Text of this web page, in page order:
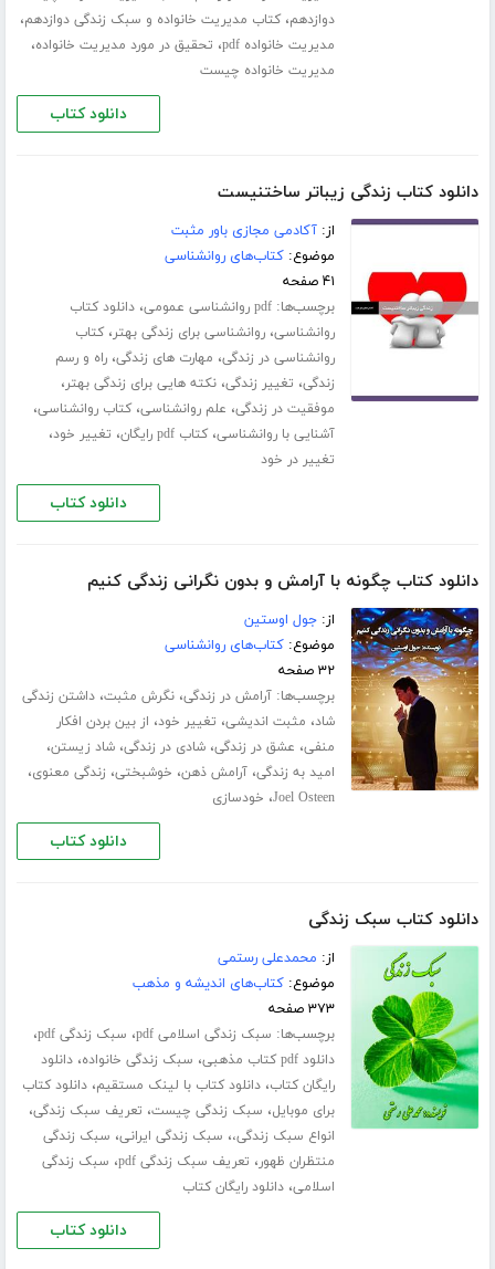
دوازدهم،کتاب مدیریت خانواده و سبک زندگی دوازدهم،
مدیریت خانواده pdf ، تحقیق در مورد مدیریت خانواده،
مدیریت خانواده چیست
دانلود کتاب
دانلود کتاب زندگی زیباتر ساختنیست
از:آکادمی مجازی باور مثبت
موضوع:کتاب‌های روانشناسی
۴۱ صفحه
برچسب‌ها:pdf روانشناسی عمومی ،دانلود کتاب
روانشناسی،روانشناسی برای زندگی بهتر،کتاب
روانشناسی در زندگی، مهارت های زندگی،راه و رسم
زندگی، تغییر زندگی،نکته هایی برای زندگی بهتر،
موفقیت در زندگی، علم روانشناسی،کتاب روانشناسی،
آشنایی با روانشناسی،کتاب pdf رایگان ، تغییر خود،
تغییر در خود
دانلود کتاب
دانلود کتاب چگونه با آرامش و بدون نگرانی زندگی کنیم
از:جول اوستین
موضوع:کتاب‌های روانشناسی
۳۲ صفحه
برچسب‌ها:آرامش در زندگی،نگرش مثبت،داشتن زندگی
شاد، مثبت اندیشی، تغییر خود، از بین بردن افکار
منفی، عشق در زندگی،شادی در زندگی،شاد زیستن،
امید به زندگی،آرامش ذهن، خوشبختی، زندگی معنوی،
Joel Osteen، خودسازی
دانلود کتاب
دانلود کتاب سبک زندگی
از: محمدعلی رستمی
موضوع:کتاب‌های اندیشه و مذهب
۳۷۳ صفحه
برچسب‌ها: سبک زندگی اسلامی pdf ، سبک زندگی pdf ،
دانلود pdf کتاب مذهبی ، سبک زندگی خانواده،دانلود
رایگان کتاب،دانلود کتاب با لینک مستقیم،دانلود کتاب
برای موبایل، سبک زندگی چیست، تعریف سبک زندگی،
انواع سبک زندگی،، سبک زندگی ایرانی، سبک زندگی
منتظران ظهور، تعریف سبک زندگی pdf ، سبک زندگی
اسلامی،دانلود رایگان کتاب
دانلود کتاب